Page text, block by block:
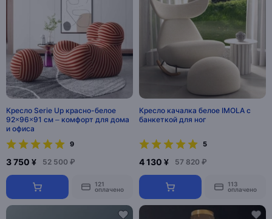
Кресло Serie Up красно-белое
92×96×91 см – комфорт для дома
и офиса
9
3 750 ¥ 52 500 ₽
121
оплачено
Кресло качалка белое IMOLA с
банкеткой для ног
5
4 130 ¥ 57 820 ₽
113
оплачено